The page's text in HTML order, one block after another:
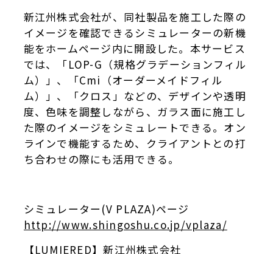
新江州株式会社が、同社製品を施工した際の
イメージを確認できるシミュレーターの新機
能をホームページ内に開設した。本サービス
では、「LOP-G（規格グラデーションフィル
ム）」、「Cmi（オーダーメイドフィル
ム）」、「クロス」などの、デザインや透明
度、色味を調整しながら、ガラス面に施工し
た際のイメージをシミュレートできる。オン
ラインで機能するため、クライアントとの打
ち合わせの際にも活用できる。
シミュレーター(V PLAZA)ページ
http://www.shingoshu.co.jp/vplaza/
【LUMIERED】新江州株式会社